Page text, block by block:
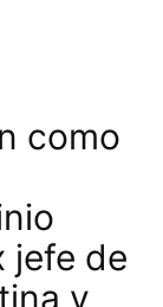
como
jefe de
y